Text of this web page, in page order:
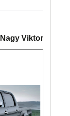
Nagy Viktor